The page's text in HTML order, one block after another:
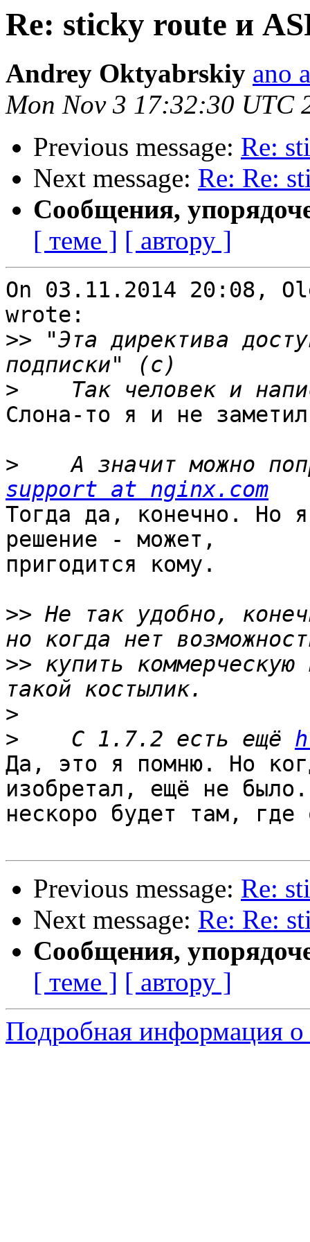
Re: sticky route и
Andrey Oktyabrskiy ano
Mon Nov 3 17:32:30 UTC
Previous message: Re:
Next message: Re: Re:
Сообщения,
[ теме ] [ автору ]
On 03.11.2014 20:08,
wrote:
>> "Эта директива
>
Слона-то я и не
>
А значит можно
support at nginx.com
Тогда да, конечно. Но
решение - может,
пригодится кому.
>> Не так удобно,
>> купить
>
>
    С 1.7.2 есть ещё
Да, это я помню. Но
изобретал, ещё не
нескоро будет там, где
Previous message: Re:
Next message: Re: Re:
Сообщения,
[ теме ] [ автору ]
Подробная информация